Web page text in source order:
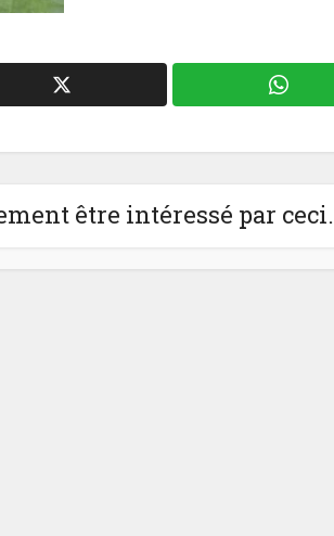
être intéressé par ceci.